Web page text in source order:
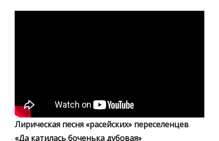
Лирическая песня «расейских» переселенцев
«Да катилась боченька дубовая»